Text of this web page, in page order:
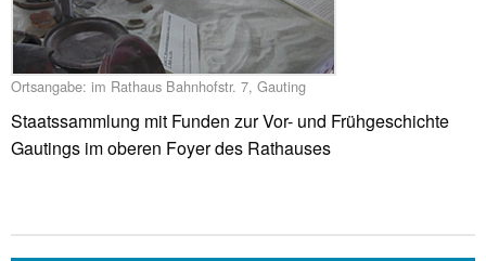
Ortsangabe: im Rathaus Bahnhofstr. 7, Gauting
Staatssammlung mit Funden zur Vor- und Frühgeschichte
Gautings im oberen Foyer des Rathauses